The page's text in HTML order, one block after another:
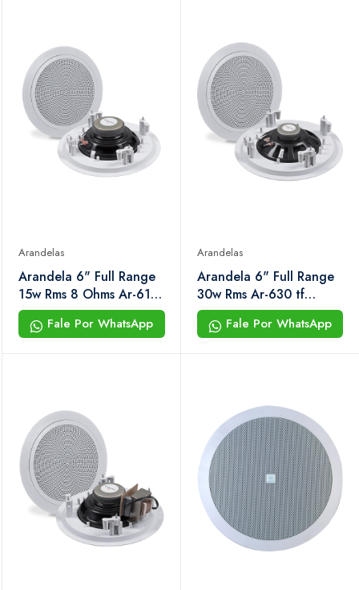
Arandelas
Arandela 6" Full Range
15w Rms 8 Ohms Ar-615
f Hayonik
Fale Por WhatsApp
Arandelas
Arandela 6" Full Range
30w Rms Ar-630 tf
Hayonik
Fale Por WhatsApp